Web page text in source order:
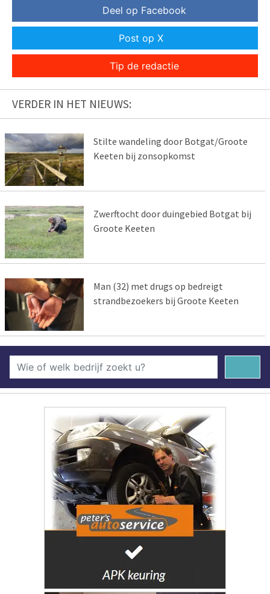
Deel op Facebook
Post op X
Tip de redactie
VERDER IN HET NIEUWS:
Stilte wandeling door Botgat/Groote
Keeten bij zonsopkomst
Zwerftocht door duingebied Botgat bij
Groote Keeten
Man (32) met drugs op bedreigt
strandbezoekers bij Groote Keeten